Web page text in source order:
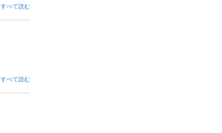
すべて読む
すべて読む